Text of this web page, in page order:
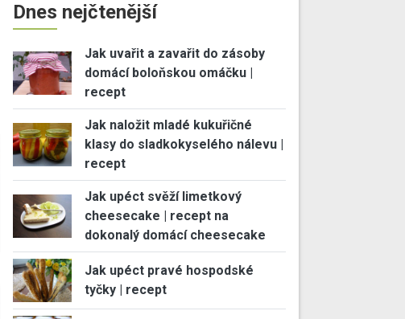
Dnes nejčtenější
Jak uvařit a zavařit do zásoby
domácí boloňskou omáčku |
recept
Jak naložit mladé kukuřičné
klasy do sladkokyselého nálevu |
recept
Jak upéct svěží limetkový
cheesecake | recept na
dokonalý domácí cheesecake
Jak upéct pravé hospodské
tyčky | recept